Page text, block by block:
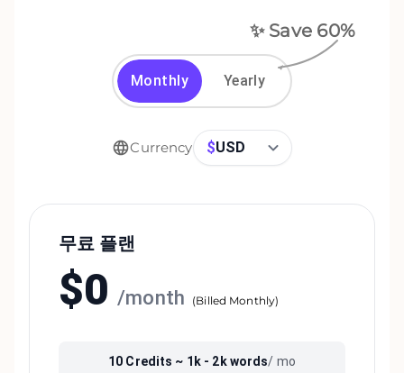
✨ Save 60%
Monthly Yearly
Currency $USD
무료 플랜
$0 /month (Billed Monthly)
10 Credits ~ 1k - 2kwords/ mo